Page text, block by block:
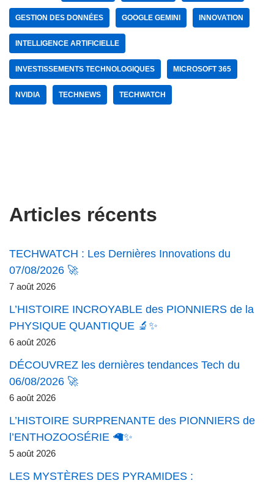
GESTION DES DONNÉES GOOGLE GEMINI INNOVATION
INTELLIGENCE ARTIFICIELLE
INVESTISSEMENTS TECHNOLOGIQUES MICROSOFT 365
NVIDIA TECHNEWS TECHWATCH
Articles récents
TECHWATCH : Les Dernières Innovations du
07/08/2026 🚀
7 août 2026
L’HISTOIRE INCROYABLE des PIONNIERS de la
PHYSIQUE QUANTIQUE 🔬✨
6 août 2026
DÉCOUVREZ les dernières tendances Tech du
06/08/2026 🚀
6 août 2026
L’HISTOIRE SURPRENANTE des PIONNIERS de
l’ENTHOZOOSÉRIE 🦙✨
5 août 2026
LES MYSTÈRES DES PYRAMIDES :